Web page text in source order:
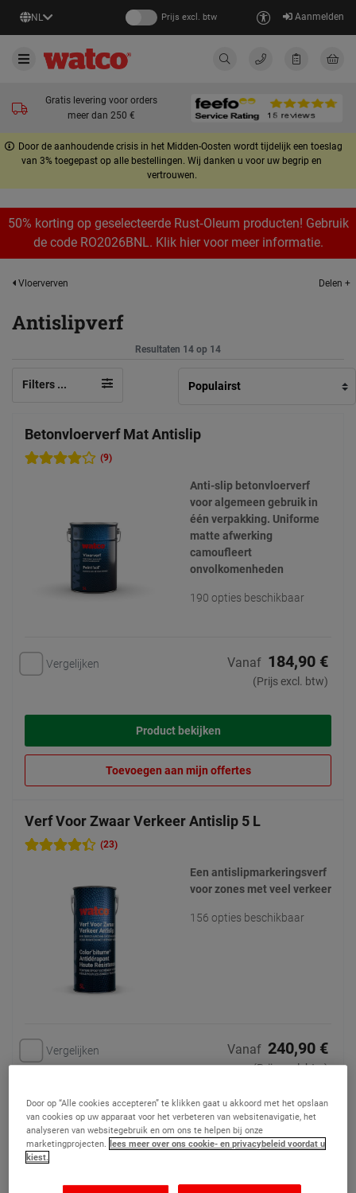
NL Prijs excl. btw Aanmelden
Gratis levering voor orders
meer dan 250 €
Door de aanhoudende crisis in het Midden-Oosten wordt tijdelijk een toeslag
van 3% toegepast op alle bestellingen. Wij danken u voor uw begrip en
vertrouwen.
50% korting op geselecteerde Rust‑Oleum producten! Gebruik
de code RO2026BNL. Klik hier voor meer informatie.
Vloerverven Delen +
Antislipverf
Resultaten 14 op 14
Filters ...
Betonvloerverf Mat Antislip
(9)
Anti-slip betonvloerverf
voor algemeen gebruik in
één verpakking. Uniforme
matte afwerking
camoufleert
onvolkomenheden
190 opties beschikbaar
Vergelijken Vanaf 184,90 €
(Prijs excl. btw)
Product bekijken
Toevoegen aan mijn offertes
Verf Voor Zwaar Verkeer Antislip 5 L
(23)
Een antislipmarkeringsverf
voor zones met veel verkeer
156 opties beschikbaar
Vergelijken Vanaf 240,90 €
(Prijs excl. btw)
Product bekijken
Door op “Alle cookies accepteren” te klikken gaat u akkoord met het opslaan
van cookies op uw apparaat voor het verbeteren van websitenavigatie, het
analyseren van websitegebruik en om ons te helpen bij onze
marketingprojecten. lees meer over ons cookie- en privacybeleid voordat u
kiest.